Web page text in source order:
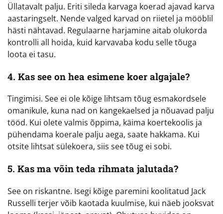
Üllatavalt palju. Eriti sileda karvaga koerad ajavad karva
aastaringselt. Nende valged karvad on riietel ja mööblil
hästi nähtavad. Regulaarne harjamine aitab olukorda
kontrolli all hoida, kuid karvavaba kodu selle tõuga
loota ei tasu.
4. Kas see on hea esimene koer algajale?
Tingimisi. See ei ole kõige lihtsam tõug esmakordsele
omanikule, kuna nad on kangekaelsed ja nõuavad palju
tööd. Kui olete valmis õppima, käima koertekoolis ja
pühendama koerale palju aega, saate hakkama. Kui
otsite lihtsat sülekoera, siis see tõug ei sobi.
5. Kas ma võin teda rihmata jalutada?
See on riskantne. Isegi kõige paremini koolitatud Jack
Russelli terjer võib kaotada kuulmise, kui näeb jooksvat